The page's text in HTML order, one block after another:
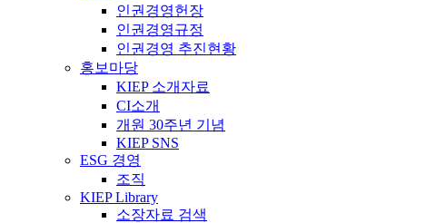
인권경영헌장
인권경영규정
인권경영 추진현황
홍보마당
KIEP 소개자료
CI소개
개원 30주년 기념
KIEP SNS
ESG 경영
조직
KIEP Library
소장자료 검색